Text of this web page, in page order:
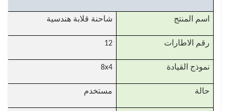
اسم المنتج شاحنة قلابة هندسية
رقم الاطارات 12
نموذج القيادة 8x4
حالة مستخدم